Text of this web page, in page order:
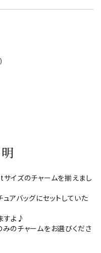
イズのチャームを揃えまし
アバッグにセットしていた
すよ♪
のチャームをお選びくださ